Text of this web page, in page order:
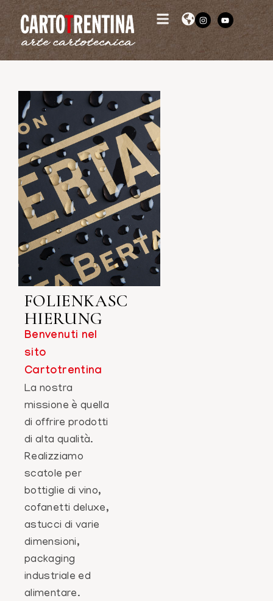
FOLIENKASC
HIERUNG
Benvenuti nel
sito
Cartotrentina
La nostra
missione è quella
di offrire prodotti
di alta qualità.
Realizziamo
scatole per
bottiglie di vino,
cofanetti deluxe,
astucci di varie
dimensioni,
packaging
industriale ed
alimentare.